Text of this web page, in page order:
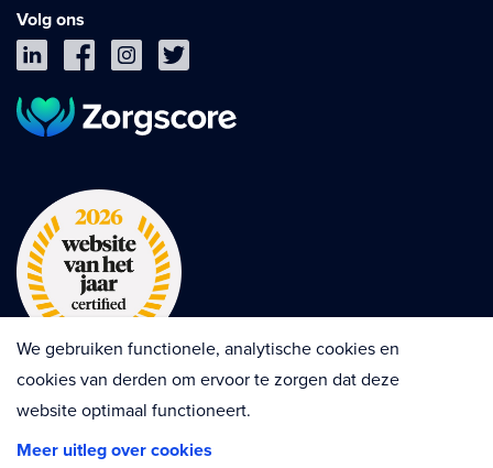
Volg ons
Privacy Cookies
Algemene voorwaarden
We gebruiken functionele, analytische cookies en
cookies van derden om ervoor te zorgen dat deze
website optimaal functioneert.
Meer uitleg over cookies